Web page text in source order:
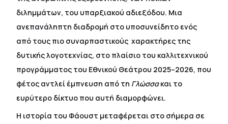
διλημμάτων, του υπαρξιακού αδιεξόδου. Μια
ανεπανάληπτη διαδρομή στο υποσυνείδητο ενός
από τους πιο συναρπαστικούς χαρακτήρες της
δυτικής λογοτεχνίας, στο πλαίσιο του καλλιτεχνικού
προγράμματος του Εθνικού Θεάτρου 2025–2026, που
φέτος αντλεί έμπνευση από τη Γλώσσακαι το
ευρύτερο δίκτυο που αυτή διαμορφώνει.
Η ιστορία του Φάουστ μεταφέρεται στο σήμερα σε